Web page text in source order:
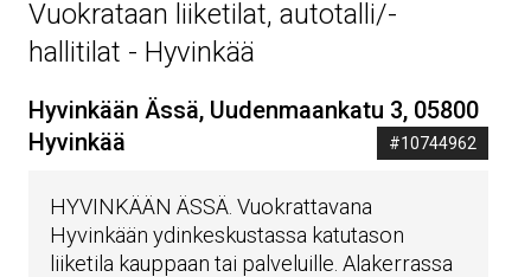
Vuokrataan liiketilat, autotalli/-
hallitilat - Hyvinkää
Hyvinkään Ässä, Uudenmaankatu 3, 05800
Hyvinkää
#10744962
HYVINKÄÄN ÄSSÄ. Vuokrattavana
Hyvinkään ydinkeskustassa katutason
liiketila kauppaan tai palveluille. Alakerrassa